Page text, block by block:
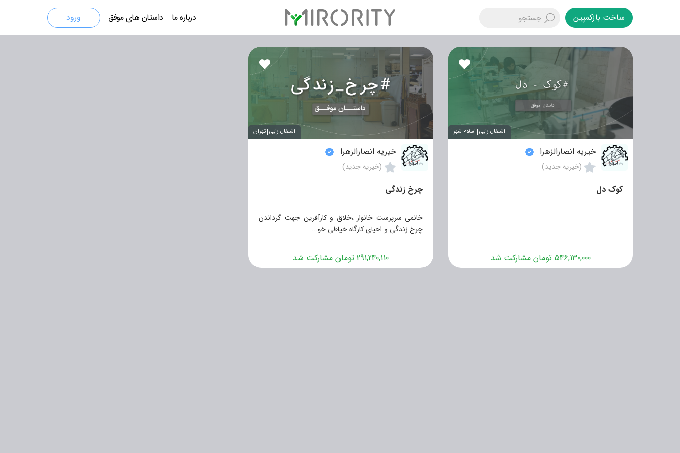
ساخت بازکمپین درباره ما داستان های موفق ورود
اشتغال زایی اسلام شهر
خیریه انصارالزهرا
(خیریه جدید)
کوک دل
546,130,000 تومان مشارکت شد
اشتغال زایی تهران
خیریه انصارالزهرا
(خیریه جدید)
چرخ زندگی
خانمی سرپرست خانوار ،خلاق و کارآفرین جهت گرداندن
چرخ زندگی و احیای کارگاه خیاطی خو...
291,240,110 تومان مشارکت شد